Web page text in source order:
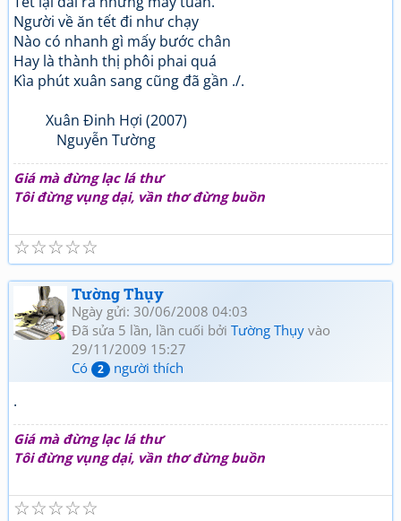
Người về ăn tết đi như chạy
Nào có nhanh gì mấy bước chân
Hay là thành thị phôi phai quá
Kìa phút xuân sang cũng đã gần ./.
Xuân Đinh Hợi (2007)
Nguyễn Tường
Giá mà đừng lạc lá thư
Tôi đừng vụng dại, vần thơ đừng buồn
☆
☆
☆
☆
☆
Tường Thụy
Ngày gửi: 30/06/2008 04:03
Đã sửa 5 lần, lần cuối bởi Tường Thụy vào
29/11/2009 15:27
Có
2 người thích
.
Giá mà đừng lạc lá thư
Tôi đừng vụng dại, vần thơ đừng buồn
☆
☆
☆
☆
☆